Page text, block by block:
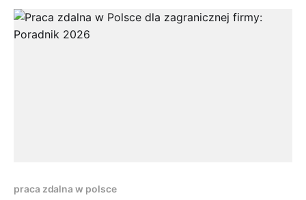
Forbesa o schematycznych CV). To zmienia punkt
wyjścia. Problemem często nie jest sam brak
praca zdalna w polsce